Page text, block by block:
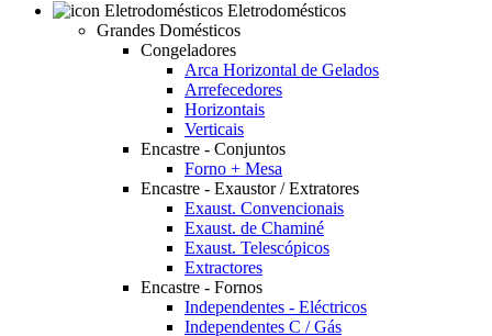
Eletrodomésticos
Grandes Domésticos
Congeladores
Arca Horizontal de Gelados
Arrefecedores
Horizontais
Verticais
Encastre - Conjuntos
Forno + Mesa
Encastre - Exaustor / Extratores
Exaust. Convencionais
Exaust. de Chaminé
Exaust. Telescópicos
Extractores
Encastre - Fornos
Independentes - Eléctricos
Independentes C / Gás